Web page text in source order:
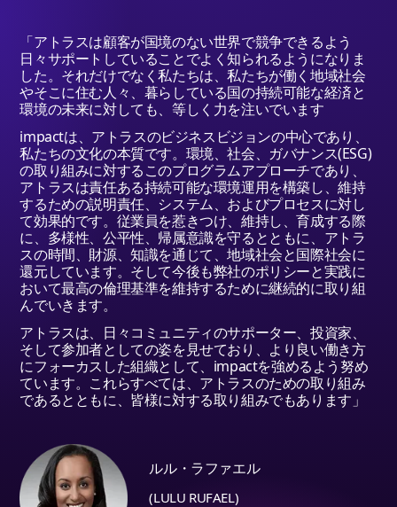
ルル・ラファエル
(LULU RUFAEL)
「アトラスは顧客が国境のない世界で競争できるよう
日々サポートしていることでよく知られるようになりま
した。それだけでなく私たちは、私たちが働く地域社会
やそこに住む人々、暮らしている国の持続可能な経済と
環境の未来に対しても、等しく力を注いでいます
impactは、アトラスのビジネスビジョンの中心であり、
私たちの文化の本質です。環境、社会、ガバナンス(ESG)
の取り組みに対するこのプログラムアプローチであり、
アトラスは責任ある持続可能な環境運用を構築し、維持
するための説明責任、システム、およびプロセスに対し
て効果的です。従業員を惹きつけ、維持し、育成する際
に、多様性、公平性、帰属意識を守るとともに、アトラ
スの時間、財源、知識を通じて、地域社会と国際社会に
還元しています。そして今後も弊社のポリシーと実践に
おいて最高の倫理基準を維持するために継続的に取り組
んでいきます。
アトラスは、日々コミュニティのサポーター、投資家、
そして参加者としての姿を見せており、より良い働き方
にフォーカスした組織として、 impactを強めるよう努め
ています。これらすべては、アトラスのための取り組み
であるとともに、皆様に対する取り組みでもあります」